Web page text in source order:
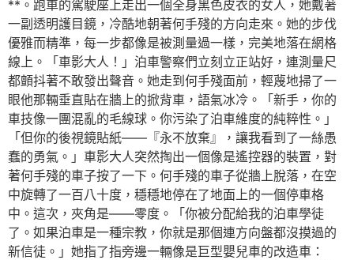
**。跑車的駕駛座上走出一個全身黑色皮衣的女人，她戴著
一副透明護目鏡，冷酷地朝著何手殘的方向走來。她的步伐
優雅而精準，每一步都像是被測量過一樣，完美地落在網格
線上。「車影大人！」泊車警察們立刻立正站好，連測量尺
都顫抖著不敢發出聲音。她走到何手殘面前，輕蔑地掃了一
眼他那輛垂直貼在牆上的掀背車，語氣冰冷。「新手，你的
車技像一團混亂的毛線球。你污染了泊車維度的純粹性。」
「但你的後視鏡貼紙——『永不放棄』，讓我看到了一絲愚
蠢的勇氣。」車影大人突然掏出一個像是遙控器的裝置，對
著何手殘的車子按了一下。何手殘的車子從牆上脫落，在空
中旋轉了一百八十度，穩穩地停在了地面上的一個停車格
中。這次，夾角是——零度。「你被分配給我的泊車學徒
了。如果泊車是一種宗教，你就是那個連方向盤都沒摸過的
新信徒。」她指了指旁邊一輛像是巨型嬰兒車的改造車：